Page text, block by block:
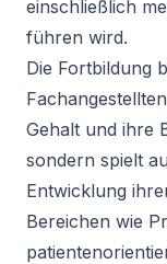
einschließlich
führen wird.
Die Fortbildung
Gehalt und ihre
sondern spielt
Entwicklung
Bereichen wie